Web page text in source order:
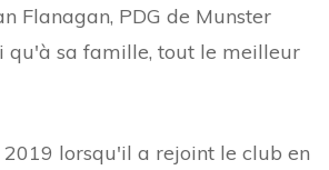
Flanagan, PDG de Munster
qu'à sa famille, tout le meilleur
lorsqu'il a rejoint le club en